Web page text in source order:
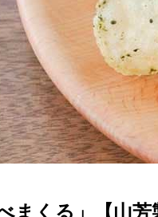
まくる」【山